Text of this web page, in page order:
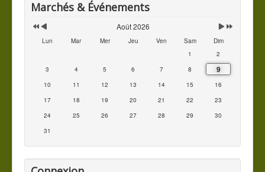
Marchés & Événements
Août 2026
Lun Mar Mer Jeu Ven Sam
Dim
1
2
3
4 5 6 7 8 9
10 11 12 13 14 15
16
17
18 19 20 21 22
23
24
25 26 27 28 29
30
31